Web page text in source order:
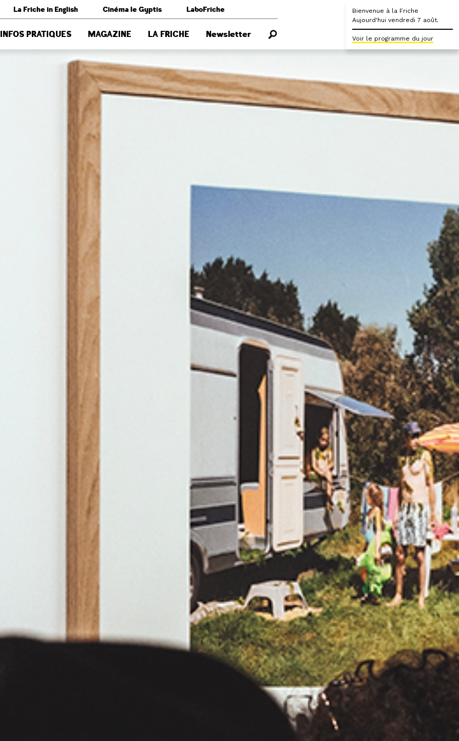
La Friche in English Cinéma le Gyptis LaboFriche
INFOS PRATIQUES MAGAZINE LA FRICHE Newsletter
Bienvenue à la Friche
Aujourd'hui vendredi 7 août.
Voir le programme du jour